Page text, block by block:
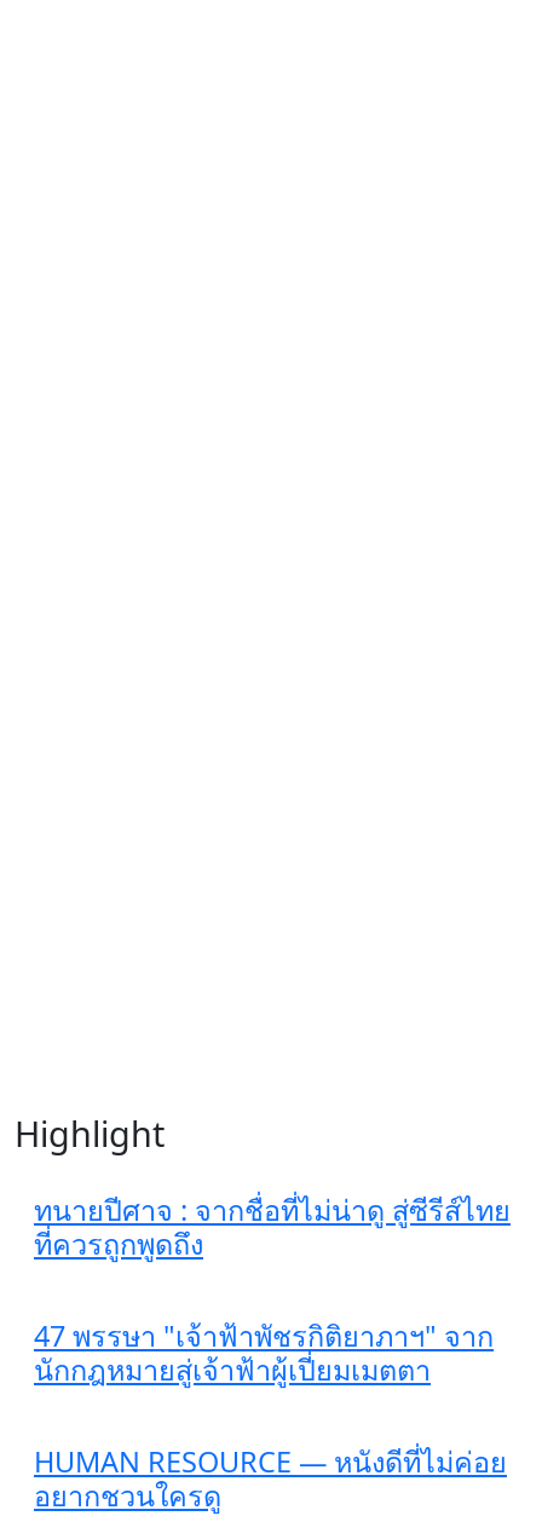
Highlight
ทนายปีศาจ : จากชื่อที่ไม่น่าดู สู่ซีรีส์ไทย
ที่ควรถูกพูดถึง
47 พรรษา "เจ้าฟ้าพัชรกิติยาภาฯ" จาก
นักกฎหมายสู่เจ้าฟ้าผู้เปี่ยมเมตตา
HUMAN RESOURCE — หนังดีที่ไม่ค่อย
อยากชวนใครดู